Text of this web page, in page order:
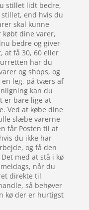
stillet lidt bedre,
end hvis du
skal kunne
dine varer,
bedre og giver
at få 30, 60 eller
har du
og shops, og
leg, på tværs af
kan du
er bare lige at
Ved at købe dine
slæbe varerne
får Posten til at
du ikke har
og få den
med at stå i kø
når du
direkte til
så behøver
kø der er hurtigst